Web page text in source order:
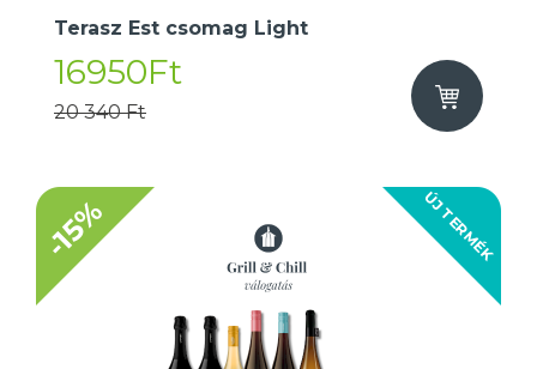
Terasz Est csomag Light
16950Ft
20 340 Ft
ÚJ TERMÉK
-15%